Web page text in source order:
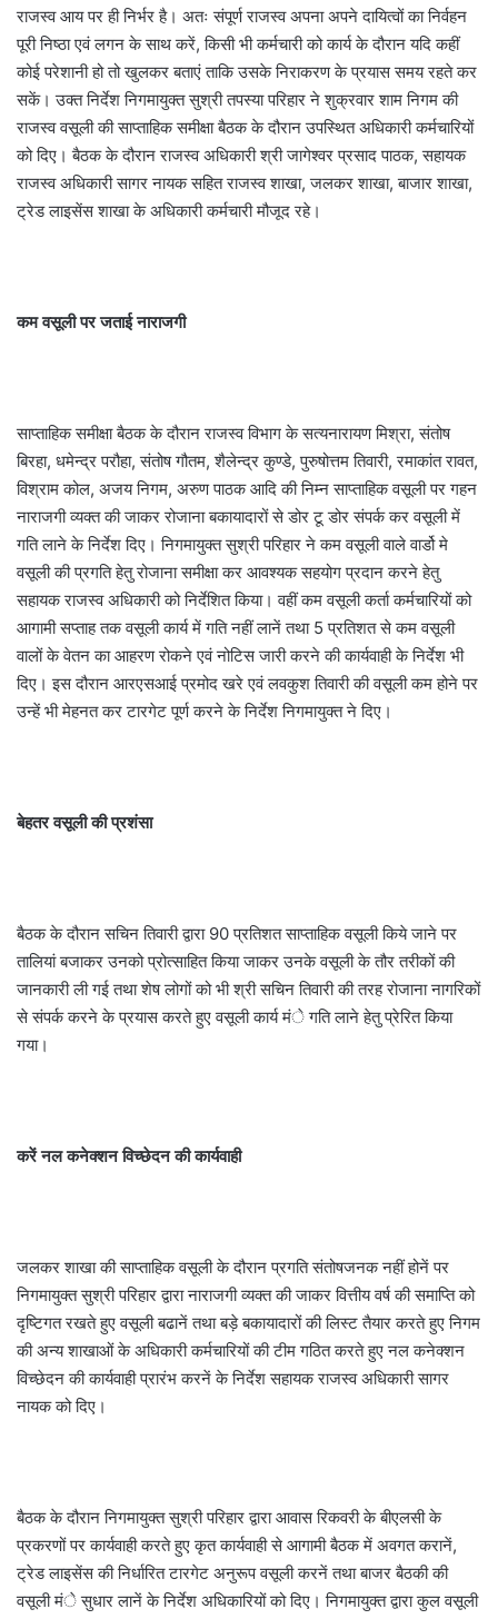
राजस्व आय पर ही निर्भर है। अतः संपूर्ण राजस्व अपना अपने दायित्वों का निर्वहन
पूरी निष्ठा एवं लगन के साथ करें, किसी भी कर्मचारी को कार्य के दौरान यदि कहीं
कोई परेशानी हो तो खुलकर बताएं ताकि उसके निराकरण के प्रयास समय रहते कर
सकें। उक्त निर्देश निगमायुक्त सुश्री तपस्या परिहार ने शुक्रवार शाम निगम की
राजस्व वसूली की साप्ताहिक समीक्षा बैठक के दौरान उपस्थित अधिकारी कर्मचारियों
को दिए। बैठक के दौरान राजस्व अधिकारी श्री जागेश्वर प्रसाद पाठक, सहायक
राजस्व अधिकारी सागर नायक सहित राजस्व शाखा, जलकर शाखा, बाजार शाखा,
ट्रेड लाइसेंस शाखा के अधिकारी कर्मचारी मौजूद रहे।
कम वसूली पर जताई नाराजगी
साप्ताहिक समीक्षा बैठक के दौरान राजस्व विभाग के सत्यनारायण मिश्रा, संतोष
बिरहा, धमेन्द्र परौहा, संतोष गौतम, शैलेन्द्र कुण्डे, पुरुषोत्तम तिवारी, रमाकांत रावत,
विश्राम कोल, अजय निगम, अरुण पाठक आदि की निम्न साप्ताहिक वसूली पर गहन
नाराजगी व्यक्त की जाकर रोजाना बकायादारों से डोर टू डोर संपर्क कर वसूली में
गति लाने के निर्देश दिए। निगमायुक्त सुश्री परिहार ने कम वसूली वाले वार्डो मे
वसूली की प्रगति हेतु रोजाना समीक्षा कर आवश्यक सहयोग प्रदान करने हेतु
सहायक राजस्व अधिकारी को निर्देशित किया। वहीं कम वसूली कर्ता कर्मचारियों को
आगामी सप्ताह तक वसूली कार्य में गति नहीं लानें तथा 5 प्रतिशत से कम वसूली
वालों के वेतन का आहरण रोकने एवं नोटिस जारी करने की कार्यवाही के निर्देश भी
दिए। इस दौरान आरएसआई प्रमोद खरे एवं लवकुश तिवारी की वसूली कम होने पर
उन्हें भी मेहनत कर टारगेट पूर्ण करने के निर्देश निगमायुक्त ने दिए।
बेहतर वसूली की प्रशंसा
बैठक के दौरान सचिन तिवारी द्वारा 90 प्रतिशत साप्ताहिक वसूली किये जाने पर
तालियां बजाकर उनको प्रोत्साहित किया जाकर उनके वसूली के तौर तरीकों की
जानकारी ली गई तथा शेष लोगों को भी श्री सचिन तिवारी की तरह रोजाना नागरिकों
से संपर्क करने के प्रयास करते हुए वसूली कार्य मंे गति लाने हेतु प्रेरित किया
गया।
करें नल कनेक्शन विच्छेदन की कार्यवाही
जलकर शाखा की साप्ताहिक वसूली के दौरान प्रगति संतोषजनक नहीं होनें पर
निगमायुक्त सुश्री परिहार द्वारा नाराजगी व्यक्त की जाकर वित्तीय वर्ष की समाप्ति को
दृष्टिगत रखते हुए वसूली बढानें तथा बड़े बकायादारों की लिस्ट तैयार करते हुए निगम
की अन्य शाखाओं के अधिकारी कर्मचारियों की टीम गठित करते हुए नल कनेक्शन
विच्छेदन की कार्यवाही प्रारंभ करनें के निर्देश सहायक राजस्व अधिकारी सागर
नायक को दिए।
बैठक के दौरान निगमायुक्त सुश्री परिहार द्वारा आवास रिकवरी के बीएलसी के
प्रकरणों पर कार्यवाही करते हुए कृत कार्यवाही से आगामी बैठक में अवगत करानें,
ट्रेड लाइसेंस की निर्धारित टारगेट अनुरूप वसूली करनें तथा बाजर बैठकी की
वसूली मंे सुधार लानें के निर्देश अधिकारियों को दिए। निगमायुक्त द्वारा कुल वसूली